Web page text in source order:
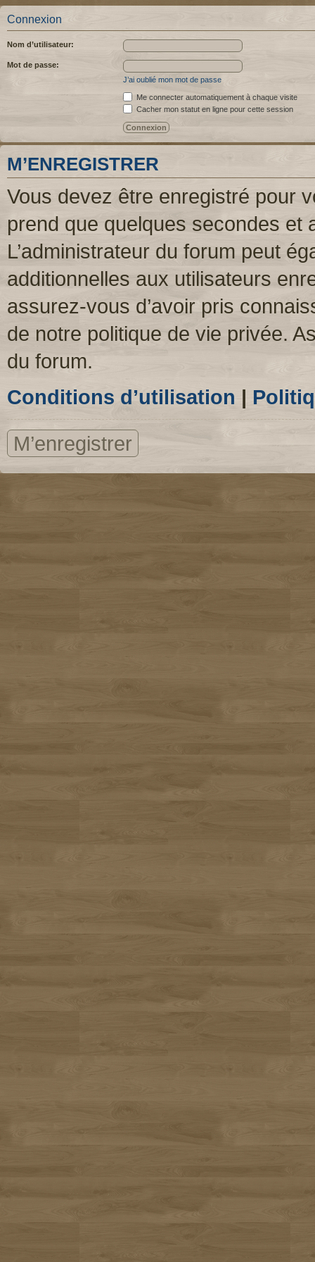
Connexion
Nom d’utilisateur:
Mot de passe:
J’ai oublié mon mot de passe
Me connecter automatiquement à chaque visite
Cacher mon statut en ligne pour cette session
M’ENREGISTRER
Vous devez être enregistré pour
prend que quelques secondes et
L’administrateur du forum peut
additionnelles aux utilisateurs
assurez-vous d’avoir pris
de notre politique de vie privée.
du forum.
Conditions d’utilisation |
M’enregistrer